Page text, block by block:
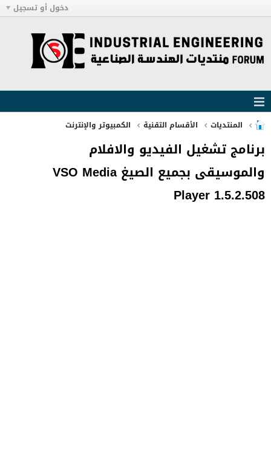
دخول أو تسجيل
المنتديات الأقسام التقنية الكمبيوتر والإنترنت
برنامج تشغيل الفيديو والافلام
والموسيقى بجميع الصيغ VSO Media
Player 1.5.2.508